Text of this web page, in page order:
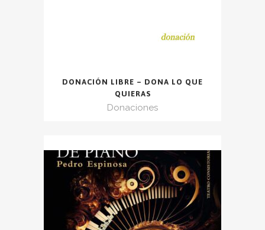
DONACIÓN LIBRE – DONA LO QUE
QUIERAS
Donaciones